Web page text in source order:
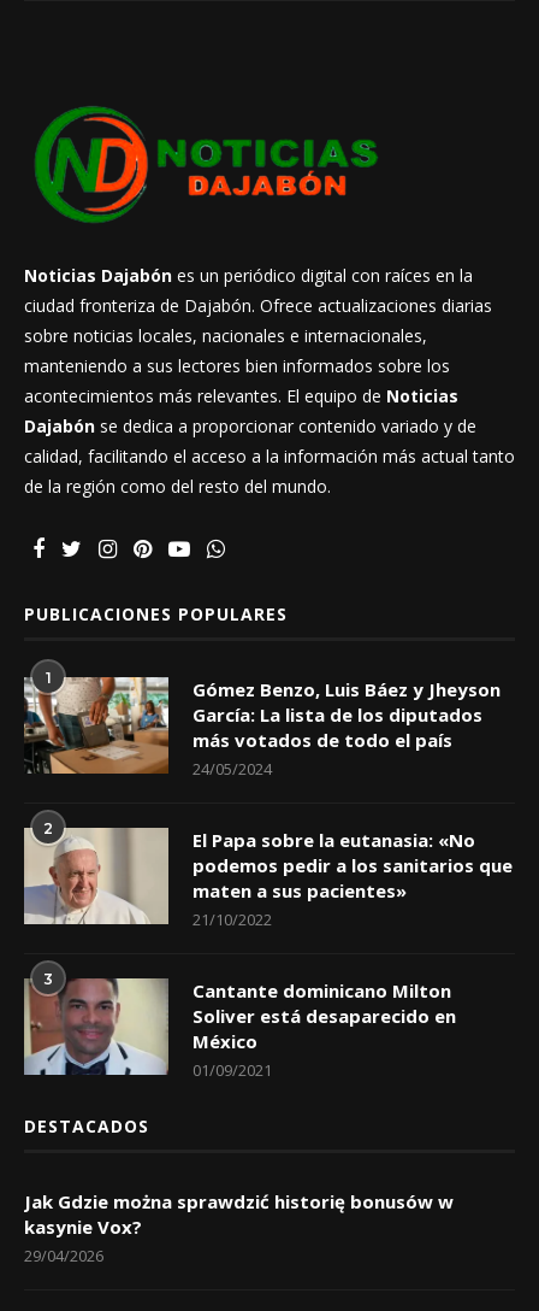
Noticias Dajabón es un periódico digital con raíces en la
ciudad fronteriza de Dajabón. Ofrece actualizaciones diarias
sobre noticias locales, nacionales e internacionales,
manteniendo a sus lectores bien informados sobre los
acontecimientos más relevantes. El equipo de Noticias
Dajabón se dedica a proporcionar contenido variado y de
calidad, facilitando el acceso a la información más actual tanto
de la región como del resto del mundo.
PUBLICACIONES POPULARES
1
Gómez Benzo, Luis Báez y Jheyson
García: La lista de los diputados
más votados de todo el país
24/05/2024
2
El Papa sobre la eutanasia: «No
podemos pedir a los sanitarios que
maten a sus pacientes»
21/10/2022
3
Cantante dominicano Milton
Soliver está desaparecido en
México
01/09/2021
DESTACADOS
Jak Gdzie można sprawdzić historię bonusów w
kasynie Vox?
29/04/2026